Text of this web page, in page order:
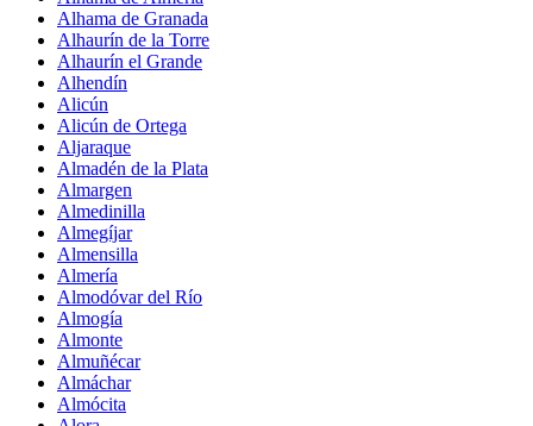
Alhama de Granada
Alhaurín de la Torre
Alhaurín el Grande
Alhendín
Alicún
Alicún de Ortega
Aljaraque
Almadén de la Plata
Almargen
Almedinilla
Almegíjar
Almensilla
Almería
Almodóvar del Río
Almogía
Almonte
Almuñécar
Almáchar
Almócita